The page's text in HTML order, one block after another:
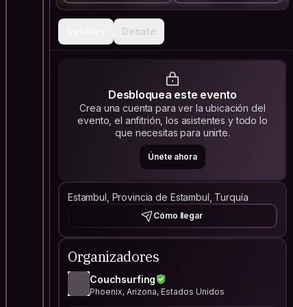
Debate
Desbloquea este evento
Crea una cuenta para ver la ubicación del
evento, el anfitrión, los asistentes y todo lo
que necesitas para unirte.
Únete ahora
Estambul, Provincia de Estambul, Turquía
Cómo llegar
Organizadores
Couchsurfing
Phoenix, Arizona, Estados Unidos